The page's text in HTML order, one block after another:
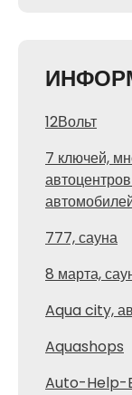
12Вольт
7 ключей,
777, сауна
8 марта,
Aqua city,
Aquashops
Auto-Help-